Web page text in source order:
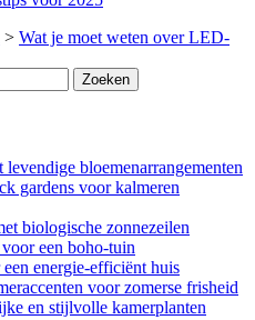
> Wat je moet weten over LED-
bloemenarrangementen
gardens voor kalmeren
biologische zonnezeilen
een boho-tuin
energie-efficiënt huis
voor zomerse frisheid
en stijlvolle kamerplanten